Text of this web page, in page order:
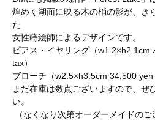
煌めく湖面に映る木の梢の影が、き
た
女性蒔絵師によるデザインです。
ピアス・イヤリング（
tax）
ブローチ（w2.5×h3.5cm 34,500 yen
まだ在庫は数点ございますので、ぜ
い。
（なくなり次第オーダーメイドのご